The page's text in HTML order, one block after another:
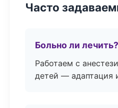
Часто
Больно ли лечить?
Работаем с
детей — адаптация